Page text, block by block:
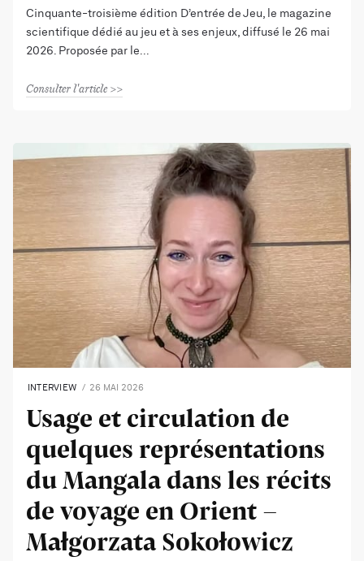
Cinquante-troisième édition D’entrée de Jeu, le magazine
scientifique dédié au jeu et à ses enjeux, diffusé le 26 mai
2026. Proposée par le
Consulter l'article
INTERVIEW 26 MAI 2026
Usage et circulation de
quelques représentations
du Mangala dans les récits
de voyage en Orient -
Małgorzata Sokołowicz